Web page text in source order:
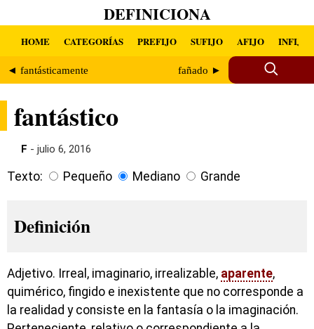
DEFINICIONA
HOME CATEGORÍAS PREFIJO SUFIJO AFIJO INFIJO
◄ fantásticamente fañado ►
fantástico
F - julio 6, 2016
Texto: Pequeño Mediano Grande
Definición
Adjetivo. Irreal, imaginario, irrealizable, aparente,
quimérico, fingido e inexistente que no corresponde a
la realidad y consiste en la fantasía o la imaginación.